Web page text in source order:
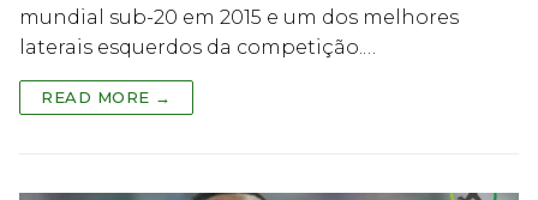
mundial sub-20 em 2015 e um dos melhores
laterais esquerdos da competição.…
READ MORE →